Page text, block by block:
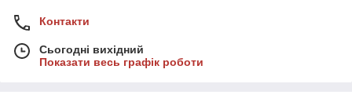
Контакти
Сьогодні вихідний
Показати весь графік роботи